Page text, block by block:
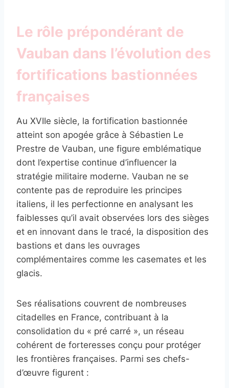
Le rôle prépondérant de
Vauban dans l’évolution des
fortifications bastionnées
françaises
Au XVIIe siècle, la fortification bastionnée
atteint son apogée grâce à Sébastien Le
Prestre de Vauban, une figure emblématique
dont l’expertise continue d’influencer la
stratégie militaire moderne. Vauban ne se
contente pas de reproduire les principes
italiens, il les perfectionne en analysant les
faiblesses qu’il avait observées lors des sièges
et en innovant dans le tracé, la disposition des
bastions et dans les ouvrages
complémentaires comme les casemates et les
glacis.
Ses réalisations couvrent de nombreuses
citadelles en France, contribuant à la
consolidation du « pré carré », un réseau
cohérent de forteresses conçu pour protéger
les frontières françaises. Parmi ses chefs-
d’œuvre figurent :